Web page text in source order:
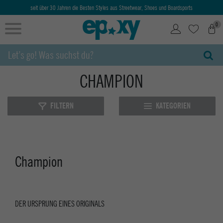
seit über 30 Jahren die Besten Styles aus Streetwear, Shoes und Boardsports
0
CHAMPION
FILTERN KATEGORIEN
Champion
DER URSPRUNG EINES ORIGINALS